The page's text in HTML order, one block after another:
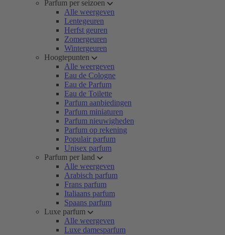
Parfum per seizoen
Alle weergeven
Lentegeuren
Herfst geuren
Zomergeuren
Wintergeuren
Hoogtepunten
Alle weergeven
Eau de Cologne
Eau de Parfum
Eau de Toilette
Parfum aanbiedingen
Parfum miniaturen
Parfum nieuwigheden
Parfum op rekening
Populair parfum
Unisex parfum
Parfum per land
Alle weergeven
Arabisch parfum
Frans parfum
Italiaans parfum
Spaans parfum
Luxe parfum
Alle weergeven
Luxe damesparfum